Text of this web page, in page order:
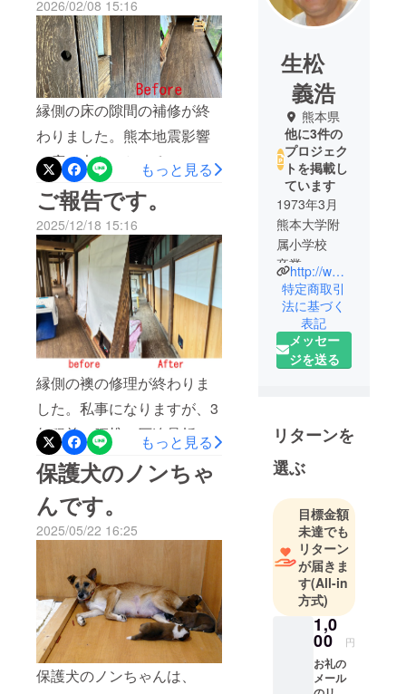
2026/02/08 15:16
縁側の床の隙間の補修が終
わりました。熊本地震影響
で床に大きいところで１cm
程の隙間や穴が空いてお
り、そこから冷気やムカデ
などの虫が入っていたの
で、木用の充てん材を隙間
と穴に入れてふさぎまし
た。隙間が広いところは、
発泡スチロールを細く切っ
て隙間に詰めて、その上か
ら充てん材を入れてふさぎ
ました。とりあえずの応急
処置ですが、これで冷気も
入ってくることがなく、虫
などの侵入もなくなりま
す。出来る事なら、今の床
の上に断熱材を敷いて、そ
の上にフローリング材を張
りたいと思っています。
もっと見る
ご報告です。
2025/12/18 15:16
縁側の襖の修理が終わりま
した。私事になりますが、3
年程前に腰椎の圧迫骨折を
しており、ここ1年ほど、腰
の調子がかなりおかしく作
業が中々はかどらない状況
でしたが、どうにか終わり
ました。まずは、猫たちが
破いたり爪とぎをしていた
襖をサンダーできれいに削
り塗装。戸車を新品に換
え、襖の端には、爪とぎ防
止のテープを張りました。
もっと見る
保護犬のノンちゃ
んです。
2025/05/22 16:25
保護犬のノンちゃんは、
生松
義浩
熊本県
他に3件の
プロジェク
トを掲載し
ています
1973年3月
熊本大学附
属小学校
卒業
1979年3月
真和中・高
等学校 卒
業
2003年9月〜
CAFE ひなた
ぼっこ 代
表
～ 動物愛
護団体
ト゜ック゜
レスキュー
熊本 代表
http://www.setup-jp.net/drk/
特定商取引
法に基づく
表記
メッセー
ジを送る
リターンを
選ぶ
目標金額
未達でも
リターン
が届きま
す(All-in
方式)
1,0
00 円
お礼の
メール